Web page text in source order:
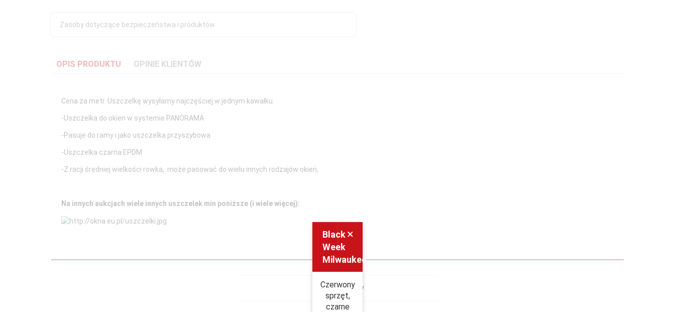
Zasoby dotyczące bezpieczeństwa i produktów
OPIS PRODUKTU OPINIE KLIENTÓW
Cena za metr. Uszczelkę wysyłamy najczęściej w jednym kawałku.
-Uszczelka do okien w systemie PANORAMA
-Pasuje do ramy i jako uszczelka przyszybowa
-Uszczelka czarna EPDM
-Z racji średniej wielkości rowka, może pasować do wielu innych rodzajów okien,
Na innych aukcjach wiele innych uszczelek min poniższe (i wiele więcej):
Polecamy
×
Black
Week
Milwaukee
Czerwony
sprzęt,
czarne